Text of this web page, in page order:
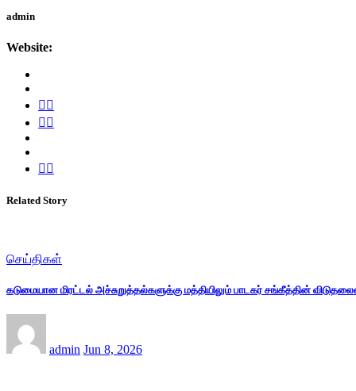
admin
Website:
Related Story
செய்திகள்
கடுமையான மிரட்டல் அச்சுறுத்தல்களுக்கு மத்தியிலும் பாடகர் சங்கீத்தின்
admin Jun 8, 2026